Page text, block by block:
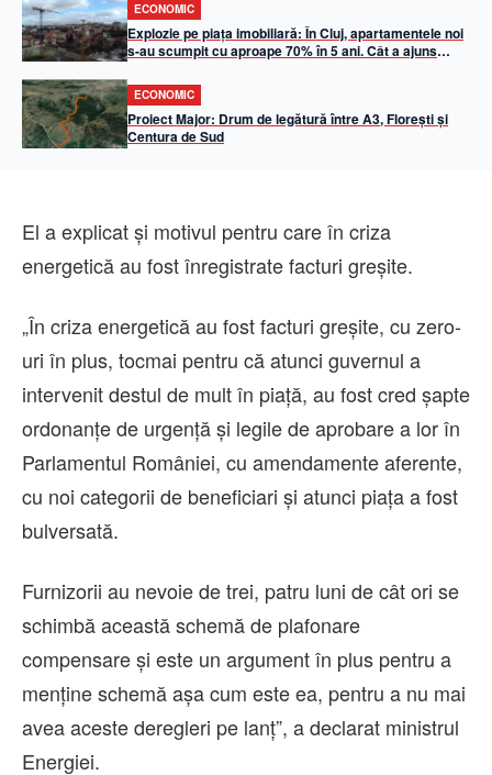
ECONOMIC
Explozie pe piața imobiliară: În Cluj, apartamentele noi
s-au scumpit cu aproape 70% în 5 ani. Cât a ajuns
ECONOMIC
Proiect Major: Drum de legătură între A3, Florești și
Centura de Sud
El a explicat şi motivul pentru care în criza
energetică au fost înregistrate facturi greşite.
„În criza energetică au fost facturi greşite, cu zero-
uri în plus, tocmai pentru că atunci guvernul a
intervenit destul de mult în piaţă, au fost cred şapte
ordonanţe de urgenţă şi legile de aprobare a lor în
Parlamentul României, cu amendamente aferente,
cu noi categorii de beneficiari şi atunci piaţa a fost
bulversată.
Furnizorii au nevoie de trei, patru luni de cât ori se
schimbă această schemă de plafonare
compensare şi este un argument în plus pentru a
menţine schemă aşa cum este ea, pentru a nu mai
avea aceste deregleri pe lanţ”, a declarat ministrul
Energiei.